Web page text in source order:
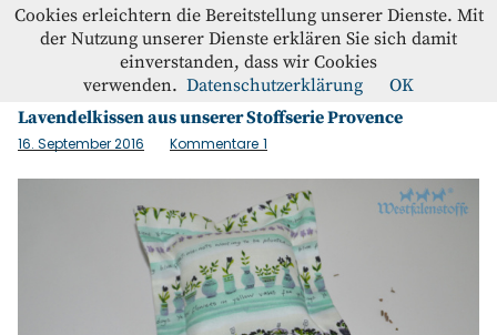
Westfalenstoffe-Blog
Home
Facebook
Schlagwort:Lafendelkissen
Lavendelkissen aus unserer Stoffserie Provence
16. September 2016 Kommentare 1
Cookies erleichtern die Bereitstellung unserer Dienste. Mit
der Nutzung unserer Dienste erklären Sie sich damit
einverstanden, dass wir Cookies
verwenden. Datenschutzerklärung OK